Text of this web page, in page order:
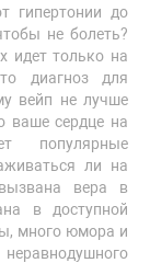
гипертонии до
не болеть?
идет только на
диагноз для
вейп не лучше
ваше сердце на
популярные
ли на
вера в
в доступной
много юмора и